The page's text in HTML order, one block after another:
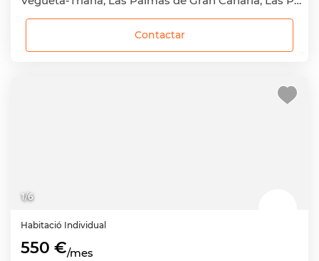
Contactar
1/6
Habitació Individual
550 €/mes